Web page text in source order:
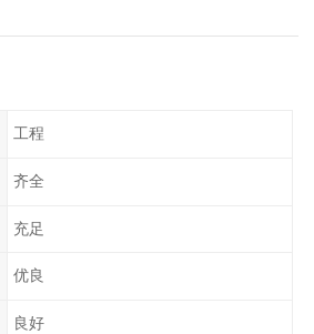
工程
齐全
充足
优良
良好